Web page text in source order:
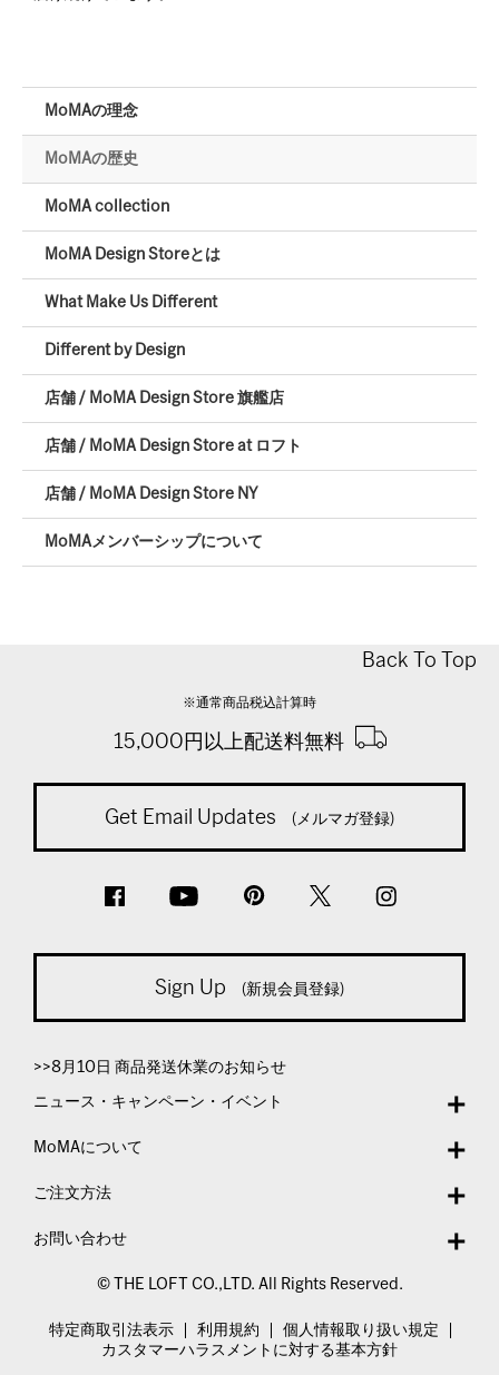
MoMAの理念
MoMAの歴史
MoMA collection
MoMA Design Storeとは
What Make Us Different
Different by Design
店舗 / MoMA Design Store 旗艦店
店舗 / MoMA Design Store at ロフト
店舗 / MoMA Design Store NY
MoMAメンバーシップについて
Back To Top
※通常商品税込計算時
15,000円以上配送料無料
Get Email Updates (メルマガ登録)
Sign Up (新規会員登録)
>>8月10日 商品発送休業のお知らせ
ニュース・キャンペーン・イベント
MoMAについて
ご注文方法
お問い合わせ
© THE LOFT CO.,LTD. All Rights Reserved.
特定商取引法表示 利用規約
個人情報取り扱い規定
カスタマーハラスメントに対する基本方針